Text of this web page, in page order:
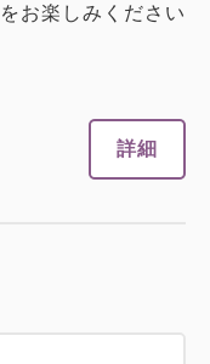
お楽しみください
詳細